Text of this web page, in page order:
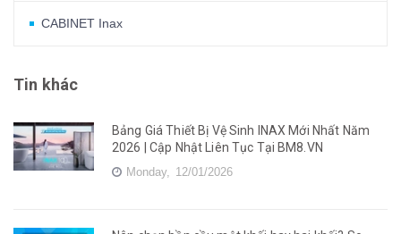
CABINET Inax
Tin khác
Bảng Giá Thiết Bị Vệ Sinh INAX Mới Nhất Năm
2026 | Cập Nhật Liên Tục Tại BM8.VN
Monday, 12/01/2026